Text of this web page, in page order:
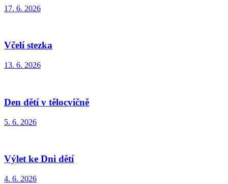
17. 6. 2026
Včelí stezka
13. 6. 2026
Den dětí v tělocvičně
5. 6. 2026
Výlet ke Dni dětí
4. 6. 2026